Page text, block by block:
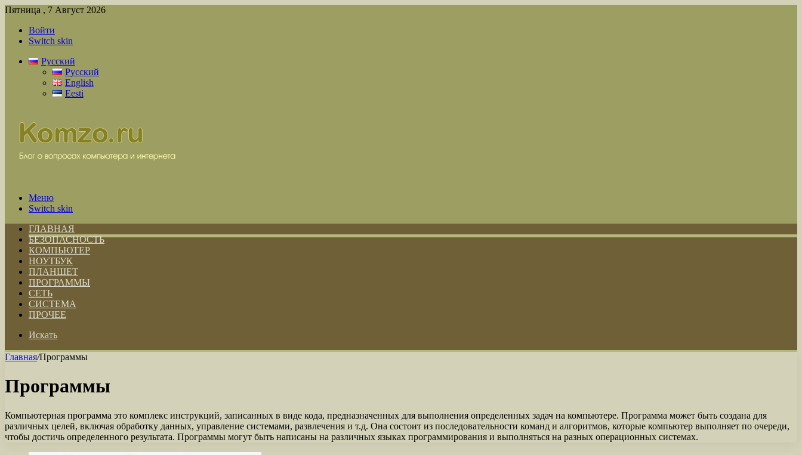
Пятница , 7 Август 2026
Войти
Switch skin
Русский
Русский
English
Eesti
Меню
Switch skin
ГЛАВНАЯ
БЕЗОПАСНОСТЬ
КОМПЬЮТЕР
НОУТБУК
ПЛАНШЕТ
ПРОГРАММЫ
СЕТЬ
СИСТЕМА
ПРОЧЕЕ
Искать
Главная/Программы
Программы
Компьютерная программа это комплекс инструкций, записанных в виде кода, предназначенных для выполнения определенных задач на компьютере. Программа может быть создана для
различных целей, включая обработку данных, управление системами, развлечения и т.д. Она состоит из последовательности команд и алгоритмов, которые компьютер выполняет по очереди,
чтобы достичь определенного результата. Программы могут быть написаны на различных языках программирования и выполняться на разных операционных системах.